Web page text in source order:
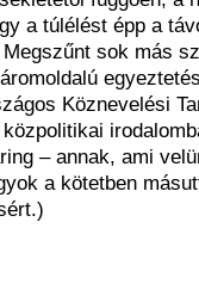
a túlélést épp a
sok más
Köznevelési
– annak, ami
a kötetben